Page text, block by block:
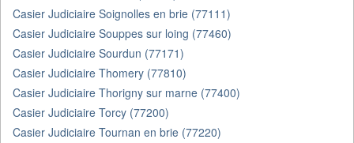
Casier Judiciaire Soignolles en brie (77111)
Casier Judiciaire Souppes sur loing (77460)
Casier Judiciaire Sourdun (77171)
Casier Judiciaire Thomery (77810)
Casier Judiciaire Thorigny sur marne (77400)
Casier Judiciaire Torcy (77200)
Casier Judiciaire Tournan en brie (77220)